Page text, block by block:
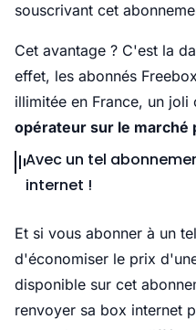
souscrivant cet
Cet avantage ? C'est la
effet, les abonnés
illimitée en France, un joli
opérateur sur le marché
Avec un tel
internet !
Et si vous abonner à un
d'économiser le prix
disponible sur cet
renvoyer sa box internet